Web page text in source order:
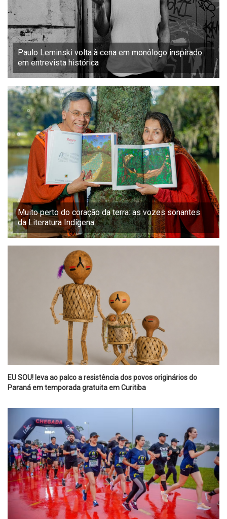
Paulo Leminski volta à cena em monólogo inspirado
em entrevista histórica
Muito perto do coração da terra: as vozes sonantes
da Literatura Indígena
EU SOU! leva ao palco a resistência dos povos originários do
Paraná em temporada gratuita em Curitiba